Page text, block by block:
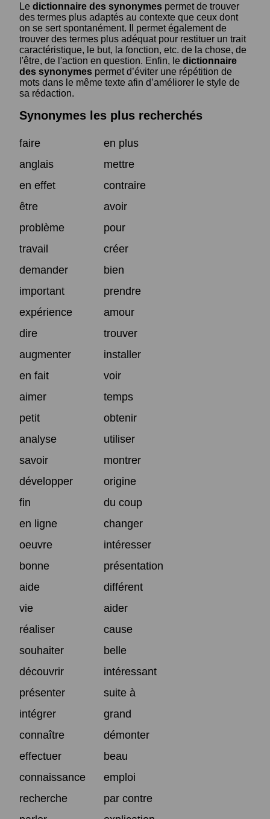
Le dictionnaire des synonymes permet de trouver
des termes plus adaptés au contexte que ceux dont
on se sert spontanément. Il permet également de
trouver des termes plus adéquat pour restituer un trait
caractéristique, le but, la fonction, etc. de la chose, de
l'être, de l'action en question. Enfin, le dictionnaire
des synonymes permet d’éviter une répétition de
mots dans le même texte afin d’améliorer le style de
sa rédaction.
Synonymes les plus recherchés
faire
en plus
anglais
mettre
en effet
contraire
être
avoir
problème
pour
travail
créer
demander
bien
important
prendre
expérience
amour
dire
trouver
augmenter
installer
en fait
voir
aimer
temps
petit
obtenir
analyse
utiliser
savoir
montrer
développer
origine
fin
du coup
en ligne
changer
oeuvre
intéresser
bonne
présentation
aide
différent
vie
aider
réaliser
cause
souhaiter
belle
découvrir
intéressant
présenter
suite à
intégrer
grand
connaître
démonter
effectuer
beau
connaissance
emploi
recherche
par contre